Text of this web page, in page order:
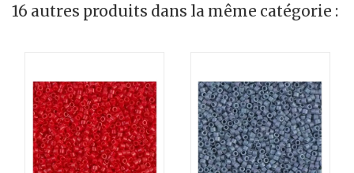
16 autres produits dans la même catégorie :